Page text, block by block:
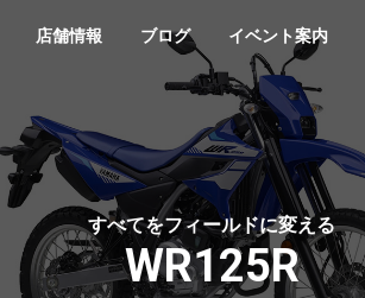
店舗情報 ブログ イベント案内
すべてをフィールドに変える
WR125R